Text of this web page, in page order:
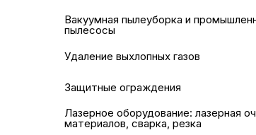
Вакуумная пылеуборка и
пылесосы
Удаление выхлопных газов
Защитные ограждения
Лазерное оборудование: лазерная
материалов, сварка, резка